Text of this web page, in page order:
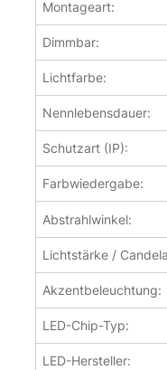
Montageart:
Dimmbar:
Lichtfarbe:
Nennlebensdauer:
Schutzart (IP):
Farbwiedergabe:
Abstrahlwinkel:
Lichtstärke /
Akzentbeleuchtung:
LED-Chip-Typ:
LED-Hersteller: